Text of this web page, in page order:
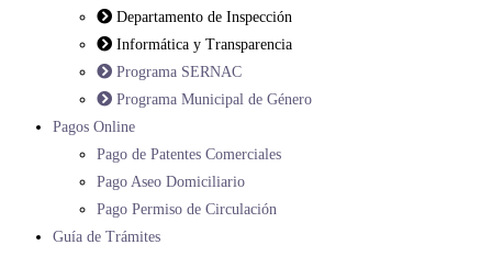
Departamento de Inspección
Informática y Transparencia
Programa SERNAC
Programa Municipal de Género
Pagos Online
Pago de Patentes Comerciales
Pago Aseo Domiciliario
Pago Permiso de Circulación
Guía de Trámites